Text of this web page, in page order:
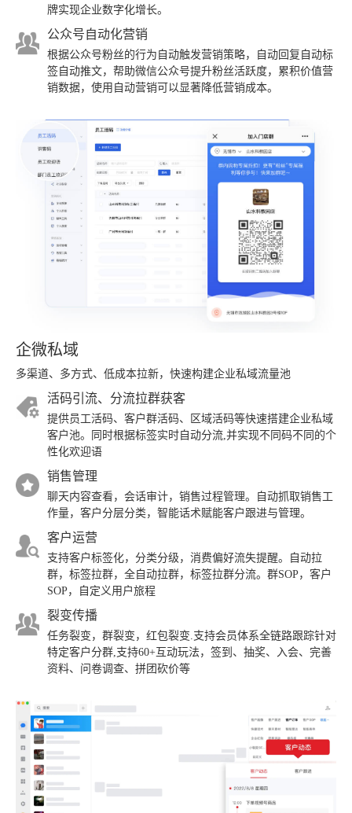
牌实现企业数字化增长。
公众号自动化营销
根据公众号粉丝的行为自动触发营销策略，自动回复自动标
签自动推文，帮助微信公众号提升粉丝活跃度，累积价值营
销数据，使用自动营销可以显著降低营销成本。
企微私域
多渠道、多方式、低成本拉新，快速构建企业私域流量池
活码引流、分流拉群获客
提供员工活码、客户群活码、区域活码等快速搭建企业私域
客户池。同时根据标签实时自动分流,并实现不同码不同的个
性化欢迎语
销售管理
聊天内容查看，会话审计，销售过程管理。自动抓取销售工
作量，客户分层分类，智能话术赋能客户跟进与管理。
客户运营
支持客户标签化，分类分级，消费偏好流失提醒。自动拉
群，标签拉群，全自动拉群，标签拉群分流。群SOP，客户
SOP，自定义用户旅程
裂变传播
任务裂变，群裂变，红包裂变.支持会员体系全链路跟踪针对
特定客户分群,支持60+互动玩法，签到、抽奖、入会、完善
资料、问卷调查、拼团砍价等